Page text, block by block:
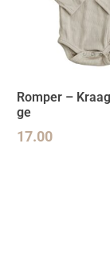
Romper –
ge
17.00